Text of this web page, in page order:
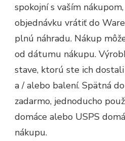
spokojní s vaším
objednávku vrátiť do
plnú náhradu. Nákup
od dátumu nákupu.
stave, ktorú ste ich
a / alebo balení. Spätná
zadarmo, jednoducho
domáce alebo USPS
nákupu.